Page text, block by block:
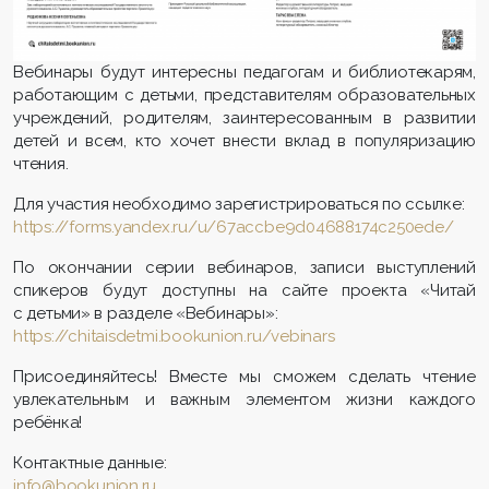
Вебинары будут интересны педагогам и библиотекарям,
работающим с детьми, представителям образовательных
учреждений, родителям, заинтересованным в развитии
детей и всем, кто хочет внести вклад в популяризацию
чтения.
Для участия необходимо зарегистрироваться по ссылке:
https://forms.yandex.ru/u/67accbe9d04688174c250ede/
По окончании серии вебинаров, записи выступлений
спикеров будут доступны на сайте проекта «Читай
с детьми» в разделе «Вебинары»:
https://chitaisdetmi.bookunion.ru/vebinars
Присоединяйтесь! Вместе мы сможем сделать чтение
увлекательным и важным элементом жизни каждого
ребёнка!
​Контактные данные: